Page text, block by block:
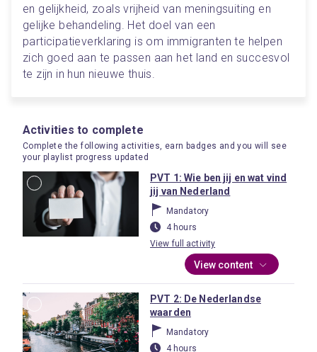
en gelijkheid, zoals vrijheid van meningsuiting en
gelijke behandeling. Het doel van een
participatieverklaring is om immigranten te helpen
zich goed aan te passen aan het land en succesvol
te zijn in hun nieuwe thuis.
Activities to complete
Complete the following activities, earn badges and you will see
your playlist progress updated
PVT 1: Wie ben jij en wat vind
jij van Nederland
Mandatory
4 hours
View full activity
View content
PVT 2: De Nederlandse
waarden
Mandatory
4 hours